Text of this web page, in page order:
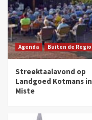
Agenda Buiten de Regio
Streektaalavond op
Landgoed Kotmans in
Miste